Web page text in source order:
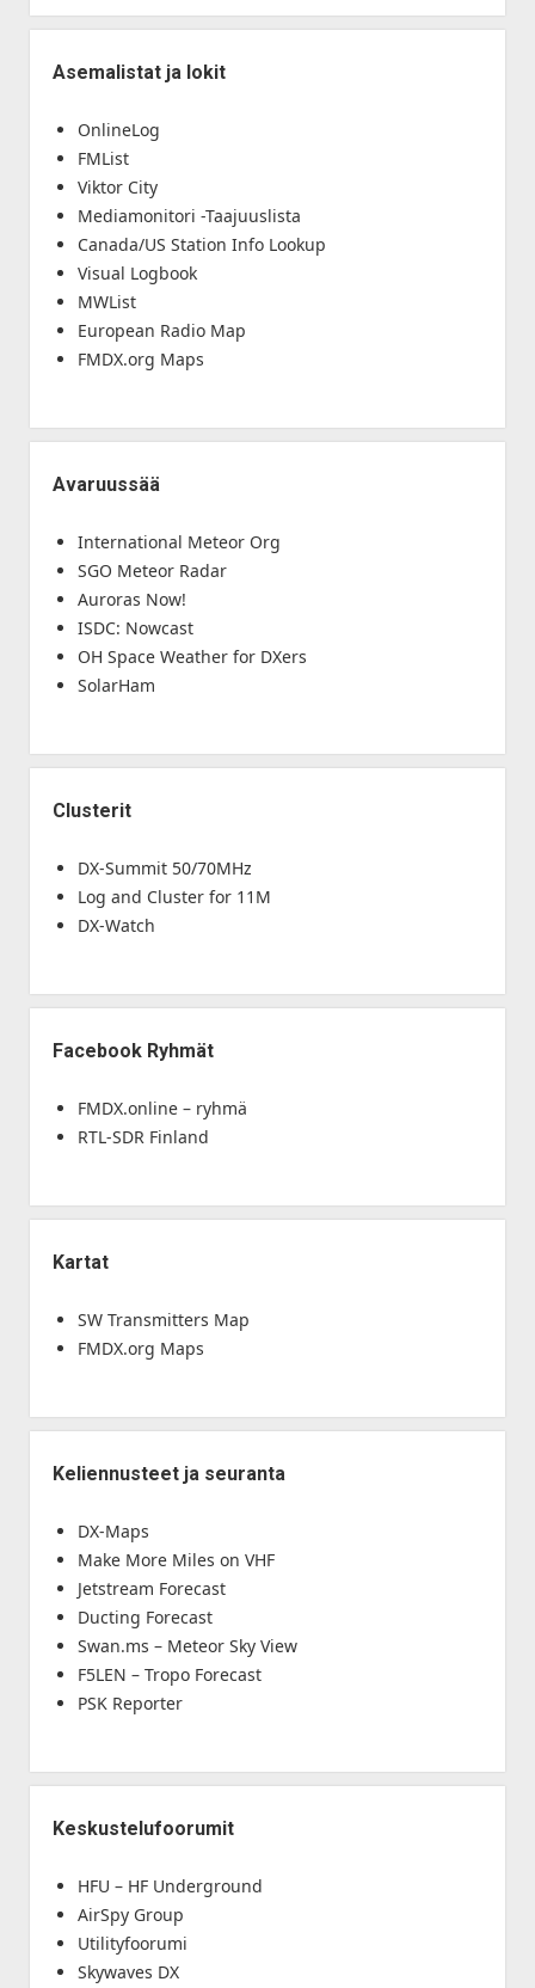
Asemalistat ja lokit
OnlineLog
FMList
Viktor City
Mediamonitori -Taajuuslista
Canada/US Station Info Lookup
Visual Logbook
MWList
European Radio Map
FMDX.org Maps
Avaruussää
International Meteor Org
SGO Meteor Radar
Auroras Now!
ISDC: Nowcast
OH Space Weather for DXers
SolarHam
Clusterit
DX-Summit 50/70MHz
Log and Cluster for 11M
DX-Watch
Facebook Ryhmät
FMDX.online – ryhmä
RTL-SDR Finland
Kartat
SW Transmitters Map
FMDX.org Maps
Keliennusteet ja seuranta
DX-Maps
Make More Miles on VHF
Jetstream Forecast
Ducting Forecast
Swan.ms – Meteor Sky View
F5LEN – Tropo Forecast
PSK Reporter
Keskustelufoorumit
HFU – HF Underground
AirSpy Group
Utilityfoorumi
Skywaves DX